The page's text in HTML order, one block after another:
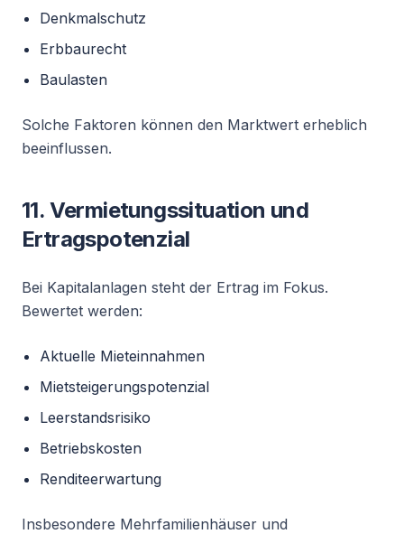
Denkmalschutz
Erbbaurecht
Baulasten
Solche Faktoren können den Marktwert erheblich
beeinflussen.
11. Vermietungssituation und
Ertragspotenzial
Bei Kapitalanlagen steht der Ertrag im Fokus.
Bewertet werden:
Aktuelle Mieteinnahmen
Mietsteigerungspotenzial
Leerstandsrisiko
Betriebskosten
Renditeerwartung
Insbesondere Mehrfamilienhäuser und